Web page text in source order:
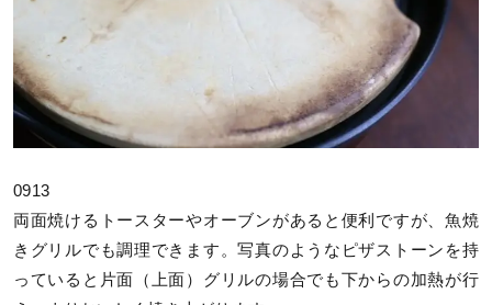
0913
両面焼けるトースターやオーブンがあると便利ですが、魚焼
きグリルでも調理できます。写真のようなピザストーンを持
っていると片面（上面）グリルの場合でも下からの加熱が行